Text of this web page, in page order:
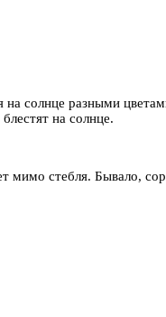
на солнце разными
на солнце.
мимо стебля. Бывало,